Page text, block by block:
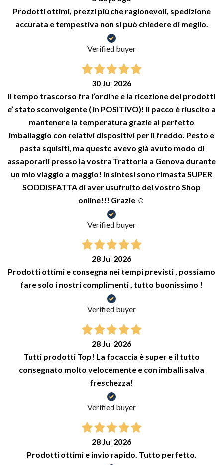
Prodotti ottimi, prezzi più che ragionevoli, spedizione
accurata e tempestiva non si può chiedere di meglio.
Verified buyer
30 Jul 2026
Il tempo trascorso fra l’ordine e la ricezione dei prodotti
e’ stato sconvolgente ( in POSITIVO)! Il pacco è riuscito a
mantenere la temperatura grazie al perfetto
imballaggio con relativi dispositivi per il freddo. Pesto e
pasta squisiti, ma questo avevo già avuto modo di
assaporarli presso la vostra Trattoria a Genova durante
un mio viaggio a maggio! In sintesi sono rimasta SUPER
SODDISFATTA di aver usufruito del vostro Shop
online!!! Grazie ☺️
Verified buyer
28 Jul 2026
Prodotti ottimi e consegna nei tempi previsti , possiamo
fare solo i nostri complimenti , tutto buonissimo !
Verified buyer
28 Jul 2026
Tutti prodotti Top! La focaccia è super e il tutto
consegnato molto velocemente e con imballi salva
freschezza!
Verified buyer
28 Jul 2026
Prodotti ottimi e invio rapido. Tutto perfetto.